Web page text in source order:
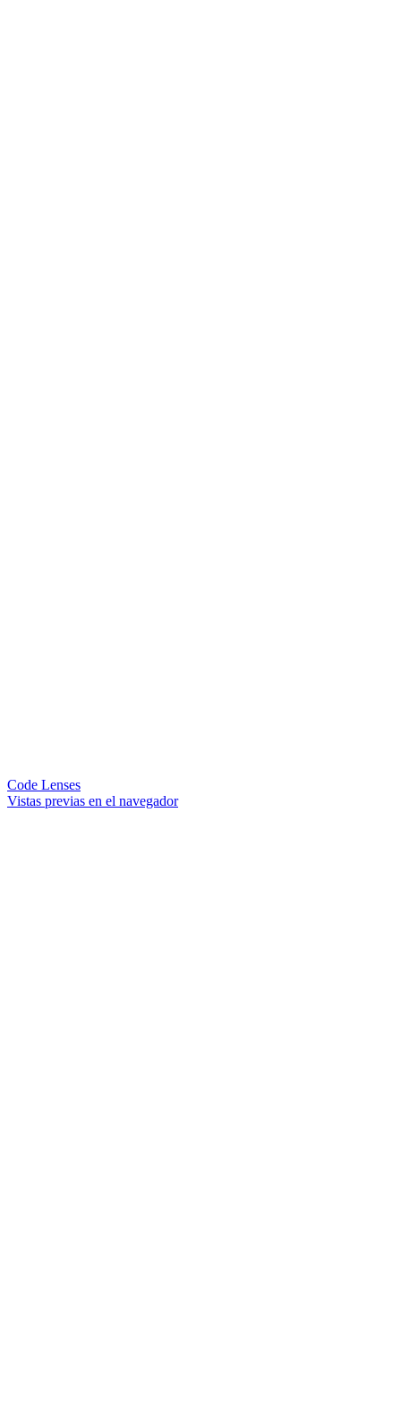
Code Lenses
Vistas previas en el navegador